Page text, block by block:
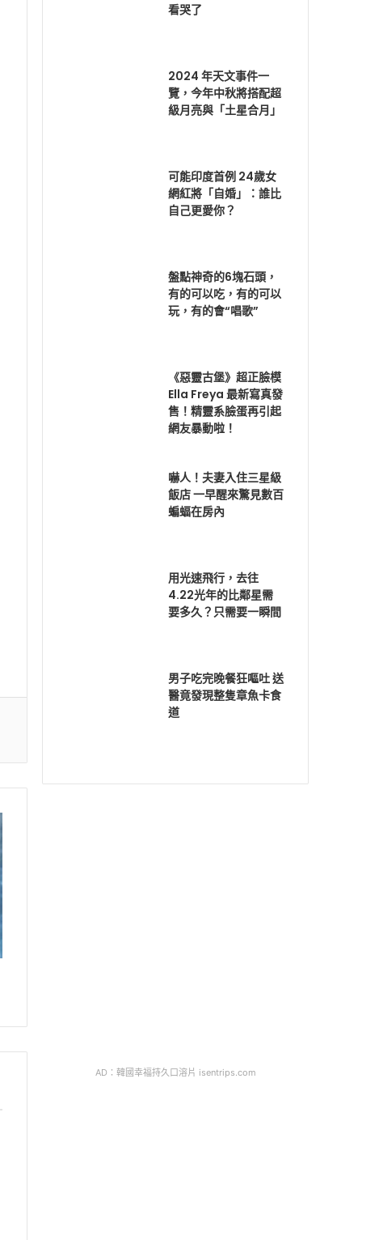
看哭了
2024 年天文事件一
覽，今年中秋將搭配超
級月亮與「土星合月」
可能印度首例 24歲女
網紅將「自婚」：誰比
自己更愛你？
盤點神奇的6塊石頭，
有的可以吃，有的可以
玩，有的會“唱歌”
《惡靈古堡》超正臉模
Ella Freya 最新寫真發
售！精靈系臉蛋再引起
網友暴動啦！
嚇人！夫妻入住三星級
飯店 一早醒來驚見數百
蝙蝠在房內
用光速飛行，去往
4.22光年的比鄰星需
要多久？只需要一瞬間
男子吃完晚餐狂嘔吐 送
醫竟發現整隻章魚卡食
道
AD：韓國幸福持久口溶片 isentrips.com